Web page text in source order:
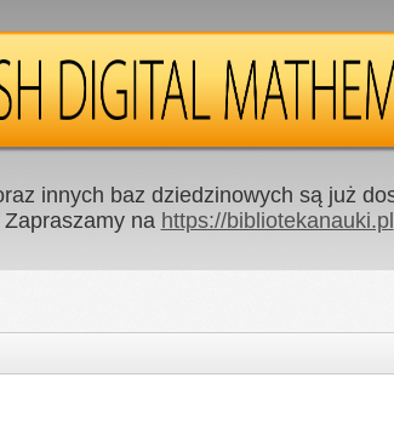
innych baz dziedzinowych są już
Zapraszamy na https://bibliotekanauki.pl